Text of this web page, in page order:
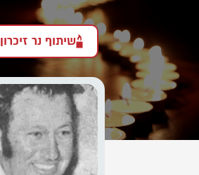
שיתוף נר זיכרון